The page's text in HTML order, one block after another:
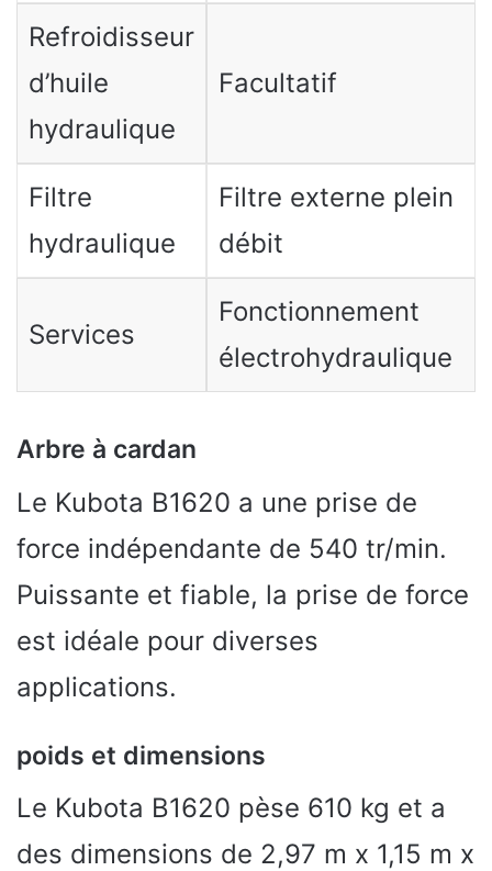
Refroidisseur
d’huile
hydraulique
Facultatif
Filtre
hydraulique
Filtre externe plein
débit
Services
Fonctionnement
électrohydraulique
Arbre à cardan
Le Kubota B1620 a une prise de
force indépendante de 540 tr/min.
Puissante et fiable, la prise de force
est idéale pour diverses
applications.
poids et dimensions
Le Kubota B1620 pèse 610 kg et a
des dimensions de 2,97 m x 1,15 m x